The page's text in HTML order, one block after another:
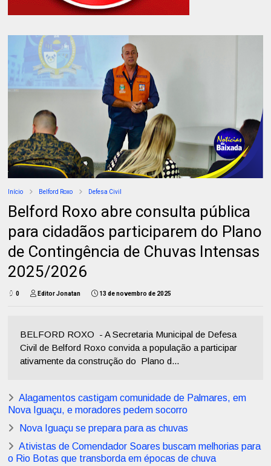
Início Belford Roxo Defesa Civil
Belford Roxo abre consulta pública
para cidadãos participarem do Plano
de Contingência de Chuvas Intensas
2025/2026
0 Editor Jonatan 13 de novembro de 2025
BELFORD ROXO - A Secretaria Municipal de Defesa
Civil de Belford Roxo convida a população a participar
ativamente da construção do Plano d...
Alagamentos castigam comunidade de Palmares, em
Nova Iguaçu, e moradores pedem socorro
Nova Iguaçu se prepara para as chuvas
Ativistas de Comendador Soares buscam melhorias para
o Rio Botas que transborda em épocas de chuva